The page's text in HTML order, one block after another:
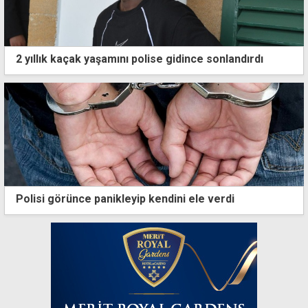
2 yıllık kaçak yaşamını polise gidince sonlandırdı
Polisi görünce panikleyip kendini ele verdi